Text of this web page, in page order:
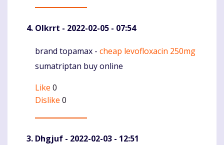
Olkrrt - 2022-02-05 - 07:54
Komentaras
brand topamax - cheap levofloxacin 250mg
sumatriptan buy online
Like 0
Dislike 0
Dhgjuf - 2022-02-03 - 12:51